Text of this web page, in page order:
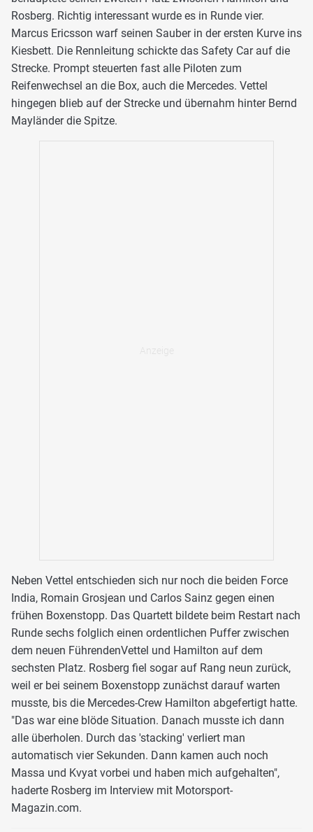
Rosberg. Richtig interessant wurde es in Runde vier.
Marcus Ericsson warf seinen Sauber in der ersten Kurve ins
Kiesbett. Die Rennleitung schickte das Safety Car auf die
Strecke. Prompt steuerten fast alle Piloten zum
Reifenwechsel an die Box, auch die Mercedes. Vettel
hingegen blieb auf der Strecke und übernahm hinter Bernd
Mayländer die Spitze.
Neben Vettel entschieden sich nur noch die beiden Force
India, Romain Grosjean und Carlos Sainz gegen einen
frühen Boxenstopp. Das Quartett bildete beim Restart nach
Runde sechs folglich einen ordentlichen Puffer zwischen
dem neuen FührendenVettel und Hamilton auf dem
sechsten Platz. Rosberg fiel sogar auf Rang neun zurück,
weil er bei seinem Boxenstopp zunächst darauf warten
musste, bis die Mercedes-Crew Hamilton abgefertigt hatte.
"Das war eine blöde Situation. Danach musste ich dann
alle überholen. Durch das 'stacking' verliert man
automatisch vier Sekunden. Dann kamen auch noch
Massa und Kvyat vorbei und haben mich aufgehalten",
haderte Rosberg im Interview mit Motorsport-
Magazin.com.